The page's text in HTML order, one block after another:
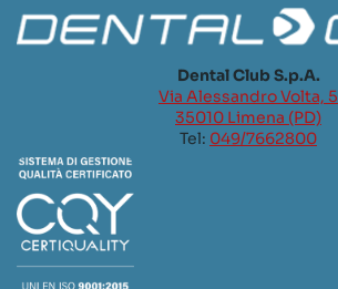
Dental Club S.p.A.
Via Alessandro Volta, 5
35010 Limena (PD)
Tel: 049/7662800